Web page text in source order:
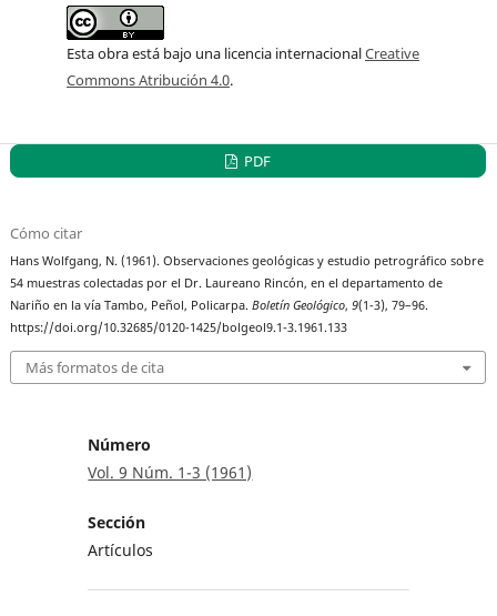
Esta obra está bajo una licencia internacionalCreative
Commons Atribución 4.0.
PDF
Cómo citar
Hans Wolfgang, N. (1961). Observaciones geológicas y estudio petrográfico sobre
54 muestras colectadas por el Dr. Laureano Rincón, en el departamento de
Nariño en la vía Tambo, Peñol, Policarpa.Boletín Geológico,9(1-3), 79–96.
https://doi.org/10.32685/0120-1425/bolgeol9.1-3.1961.133
Más formatos de cita
Número
Vol. 9 Núm. 1-3 (1961)
Sección
Artículos